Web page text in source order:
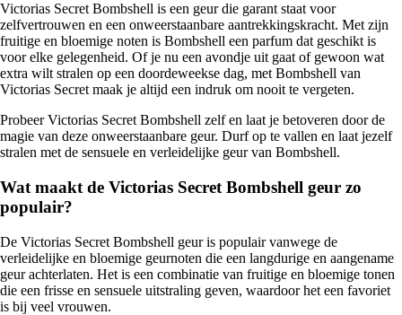
Victorias Secret Bombshell is een geur die garant staat voor
zelfvertrouwen en een onweerstaanbare aantrekkingskracht. Met zijn
fruitige en bloemige noten is Bombshell een parfum dat geschikt is
voor elke gelegenheid. Of je nu een avondje uit gaat of gewoon wat
extra wilt stralen op een doordeweekse dag, met Bombshell van
Victorias Secret maak je altijd een indruk om nooit te vergeten.
Probeer Victorias Secret Bombshell zelf en laat je betoveren door de
magie van deze onweerstaanbare geur. Durf op te vallen en laat jezelf
stralen met de sensuele en verleidelijke geur van Bombshell.
Wat maakt de Victorias Secret Bombshell geur zo
populair?
De Victorias Secret Bombshell geur is populair vanwege de
verleidelijke en bloemige geurnoten die een langdurige en aangename
geur achterlaten. Het is een combinatie van fruitige en bloemige tonen
die een frisse en sensuele uitstraling geven, waardoor het een favoriet
is bij veel vrouwen.